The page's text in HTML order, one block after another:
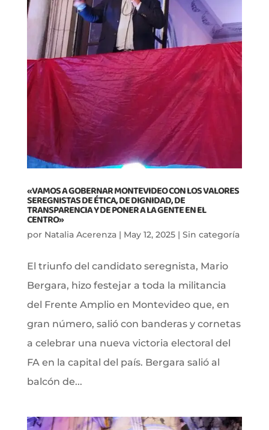
«VAMOS A GOBERNAR MONTEVIDEO CON LOS VALORES
SEREGNISTAS DE ÉTICA, DE DIGNIDAD, DE
TRANSPARENCIA Y DE PONER A LA GENTE EN EL
CENTRO»
por Natalia Acerenza| May 12, 2025| Sin categoría
El triunfo del candidato seregnista, Mario
Bergara, hizo festejar a toda la militancia
del Frente Amplio en Montevideo que, en
gran número, salió con banderas y cornetas
a celebrar una nueva victoria electoral del
FA en la capital del país. Bergara salió al
balcón de...